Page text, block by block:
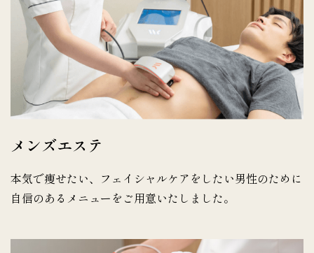
メンズエステ
本気で痩せたい、フェイシャルケアをしたい男性のために
自信のあるメニューをご用意いたしました。